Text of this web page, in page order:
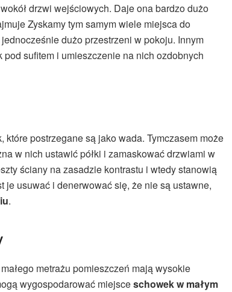
drzwi wejściowych. Daje ona bardzo dużo
Zyskamy tym samym wiele miejsca do
dużo przestrzeni w pokoju. Innym
sufitem i umieszczenie na nich ozdobnych
postrzegane są jako wada. Tymczasem może
w nich ustawić półki i zamaskować drzwiami w
ściany na zasadzie kontrastu i wtedy stanowią
je usuwać i denerwować się, że nie są ustawne,
.
metrażu pomieszczeń mają wysokie
wygospodarować miejsceschowek w małym